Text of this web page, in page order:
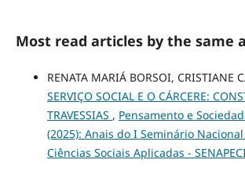
Most read articles by the same
RENATA MARIÁ BORSOI, CRISTIANE
SERVIÇO SOCIAL E O CÁRCERE:
TRAVESSIAS , Pensamento e
(2025): Anais do I Seminário
Ciências Sociais Aplicadas -